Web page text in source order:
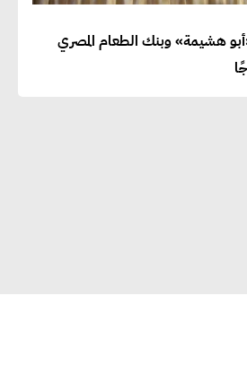
هشيمة» وبنك الطعام المصري